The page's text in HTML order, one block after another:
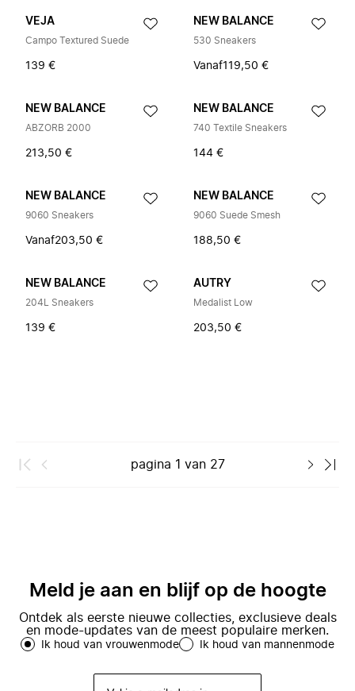
VEJA
Campo Textured Suede
139 €
NEW BALANCE
530 Sneakers
Vanaf119,50 €
NEW BALANCE
ABZORB 2000
213,50 €
NEW BALANCE
740 Textile Sneakers
144 €
NEW BALANCE
9060 Sneakers
Vanaf203,50 €
NEW BALANCE
9060 Suede Smesh
188,50 €
NEW BALANCE
204L Sneakers
139 €
AUTRY
Medalist Low
203,50 €
pagina 1 van 27
Meld je aan en blijf op de hoogte
Ontdek als eerste nieuwe collecties, exclusieve deals
en mode-updates van de meest populaire merken.
Ik houd van vrouwenmode Ik houd van mannenmode